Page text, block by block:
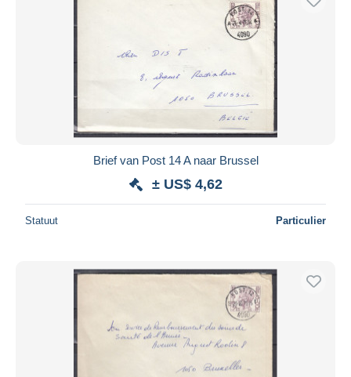
Brief van Post 14 A naar Brussel
± US$ 4,62
Statuut Particulier